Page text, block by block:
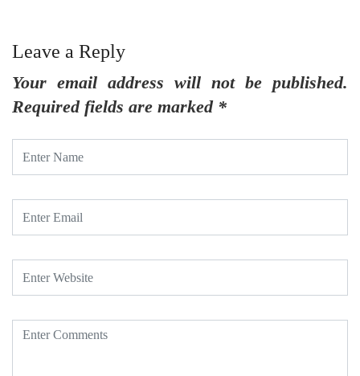
Leave a Reply
Your email address will not be published.
Required fields are marked *